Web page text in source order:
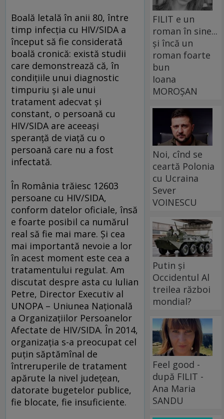
Boală letală în anii 80, între
timp infecția cu HIV/SIDA a
început să fie considerată
boală cronică: există studii
care demonstrează că, în
condițiile unui diagnostic
timpuriu şi ale unui
tratament adecvat şi
constant, o persoană cu
HIV/SIDA are aceeaşi
speranță de viață cu o
persoană care nu a fost
infectată.
În România trăiesc 12603
persoane cu HIV/SIDA,
conform datelor oficiale, însă
e foarte posibil ca numărul
real să fie mai mare. Și cea
mai importantă nevoie a lor
în acest moment este cea a
tratamentului regulat. Am
discutat despre asta cu Iulian
Petre, Director Executiv al
UNOPA – Uniunea Națională
a Organizațiilor Persoanelor
Afectate de HIV/SIDA. În 2014,
organizația s-a preocupat cel
puțin săptămînal de
întreruperile de tratament
apărute la nivel județean,
datorate bugetelor publice,
fie blocate, fie insuficiente.
FILIT e un
roman în sine...
și încă un
roman foarte
bun
Ioana
MOROȘAN
Noi, cînd se
ceartă Polonia
cu Ucraina
Sever
VOINESCU
Putin și
Occidentul Al
treilea război
mondial?
Feel good -
după FILIT -
Ana Maria
SANDU